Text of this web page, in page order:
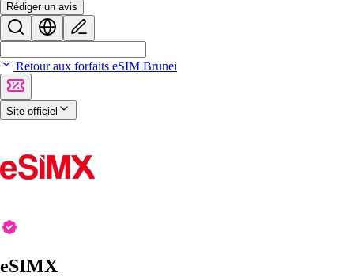
Rédiger un avis
Retour aux forfaits eSIM Brunei
Site officiel
eSIMX